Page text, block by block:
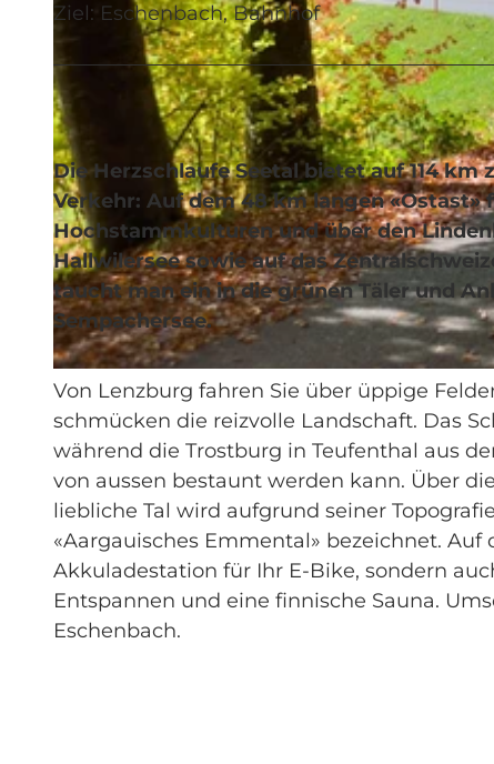
Ziel: Eschenbach, Bahnhof
Die Herzschlaufe Seetal bietet auf 114
Verkehr: Auf dem 48 km langen
Hochstammkulturen und über den
Hallwilersee sowie auf das
taucht man ein in die grünen Täler und
Sempachersee.
Von Lenzburg fahren Sie über üppige
schmücken die reizvolle Landschaft. Das
während die Trostburg in Teufenthal aus
von aussen bestaunt werden kann. Über
liebliche Tal wird aufgrund seiner
«Aargauisches Emmental» bezeichnet.
Akkuladestation für Ihr E-Bike, sondern
Entspannen und eine finnische Sauna.
Eschenbach.